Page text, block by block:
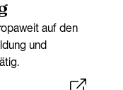
auf den
und